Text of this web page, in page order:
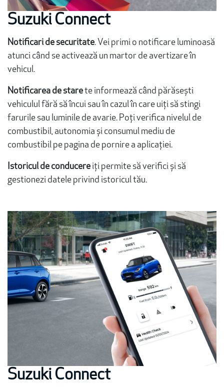
Suzuki Connect
Notificari de securitate. Vei primi o notificare luminoasă
atunci când se activează un martor de avertizare în
vehicul.
Notificarea de starete informează când părăsești
vehiculul fără să încui sau în cazul în care uiți să stingi
farurile sau luminile de avarie. Poți verifica nivelul de
combustibil, autonomia și consumul mediu de
combustibil pe pagina de pornire a aplicației.
Istoricul de conducere iți permite să verifici și să
gestionezi datele privind istoricul tău.
Suzuki Connect